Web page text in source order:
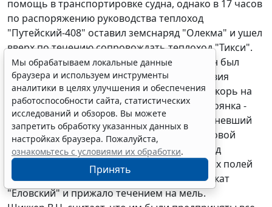
помощь в транспортировке судна, однако в 17 часов
по распоряжению руководства теплоход
"Путейский-408" оставил земснаряд "Олекма" и ушел
вверх по течению сопровождать теплоход "Тикси".
По приказу диспетчера Шиккер В.Н. должен был
двигаться самостоятельно, погодные условия
ухудшились, он принял решение стать на якорь на
специально отведенном месте (якорная стоянка -
2018 км), начал делать "оборот", но обледеневший
рефулер не дал развернуть земснаряд, судовой
якорь судно не держал, удержать земснаряд
двигателем при сильном течении и ледовых полей
не было возможности, судно снесло в перекат
"Еловский" и прижало течением на мель.
Мы обрабатываем локальные данные
браузера и используем инструменты
аналитики в целях улучшения и обеспечения
работоспособности сайта, статистических
исследований и обзоров. Вы можете
запретить обработку указанных данных в
настройках браузера. Пожалуйста,
ознакомьтесь с условиями их обработки.
Принять